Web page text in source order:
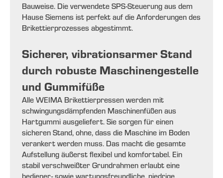
Bauweise. Die verwendete SPS-Steuerung aus dem
Hause Siemens ist perfekt auf die Anforderungen des
Brikettierprozesses abgestimmt.
Sicherer, vibrationsarmer Stand
durch robuste Maschinengestelle
und Gummifüße
Alle WEIMA Brikettierpressen werden mit
schwingungsdämpfenden Maschinenfüßen aus
Hartgummi ausgeliefert. Sie sorgen für einen
sicheren Stand, ohne, dass die Maschine im Boden
verankert werden muss. Das macht die gesamte
Aufstellung äußerst flexibel und komfortabel. Ein
stabil verschweißter Grundrahmen erlaubt eine